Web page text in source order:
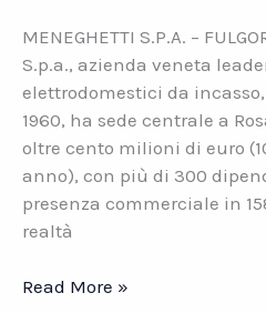
MENEGHETTI S.P.A. –
S.p.a., azienda veneta
elettrodomestici da
1960, ha sede centrale a
oltre cento milioni di euro
anno), con più di 300
presenza commerciale in
realtà
Datasys
Read More »